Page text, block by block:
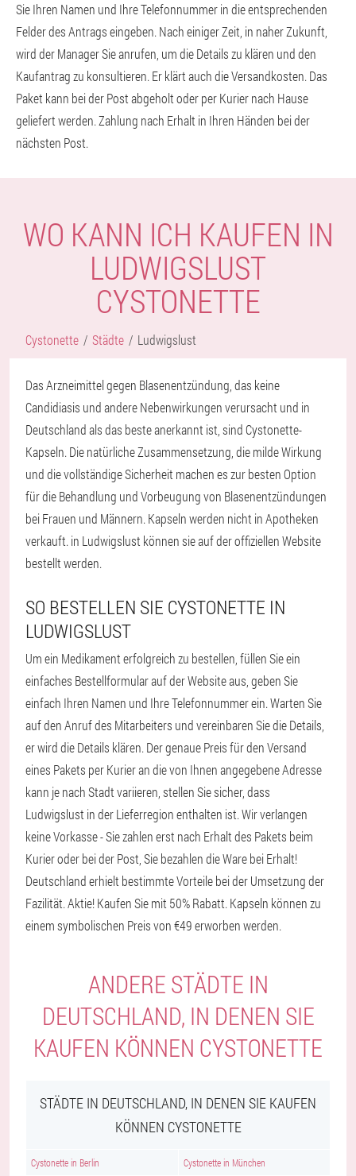
Sie Ihren Namen und Ihre Telefonnummer in die entsprechenden
Felder des Antrags eingeben. Nach einiger Zeit, in naher Zukunft,
wird der Manager Sie anrufen, um die Details zu klären und den
Kaufantrag zu konsultieren. Er klärt auch die Versandkosten. Das
Paket kann bei der Post abgeholt oder per Kurier nach Hause
geliefert werden. Zahlung nach Erhalt in Ihren Händen bei der
nächsten Post.
WO KANN ICH KAUFEN IN
LUDWIGSLUST
CYSTONETTE
Cystonette Städte Ludwigslust
Das Arzneimittel gegen Blasenentzündung, das keine
Candidiasis und andere Nebenwirkungen verursacht und in
Deutschland als das beste anerkannt ist, sind Cystonette-
Kapseln. Die natürliche Zusammensetzung, die milde Wirkung
und die vollständige Sicherheit machen es zur besten Option
für die Behandlung und Vorbeugung von Blasenentzündungen
bei Frauen und Männern. Kapseln werden nicht in Apotheken
verkauft. in Ludwigslust können sie auf der offiziellen Website
bestellt werden.
SO BESTELLEN SIE CYSTONETTE IN
LUDWIGSLUST
Um ein Medikament erfolgreich zu bestellen, füllen Sie ein
einfaches Bestellformular auf der Website aus, geben Sie
einfach Ihren Namen und Ihre Telefonnummer ein. Warten Sie
auf den Anruf des Mitarbeiters und vereinbaren Sie die Details,
er wird die Details klären. Der genaue Preis für den Versand
eines Pakets per Kurier an die von Ihnen angegebene Adresse
kann je nach Stadt variieren, stellen Sie sicher, dass
Ludwigslust in der Lieferregion enthalten ist. Wir verlangen
keine Vorkasse - Sie zahlen erst nach Erhalt des Pakets beim
Kurier oder bei der Post, Sie bezahlen die Ware bei Erhalt!
Deutschland erhielt bestimmte Vorteile bei der Umsetzung der
Fazilität. Aktie! Kaufen Sie mit 50% Rabatt. Kapseln können zu
einem symbolischen Preis von €49 erworben werden.
ANDERE STÄDTE IN
DEUTSCHLAND, IN DENEN SIE
KAUFEN KÖNNEN CYSTONETTE
STÄDTE IN DEUTSCHLAND, IN DENEN SIE KAUFEN
KÖNNEN CYSTONETTE
Cystonette in Berlin Cystonette in München